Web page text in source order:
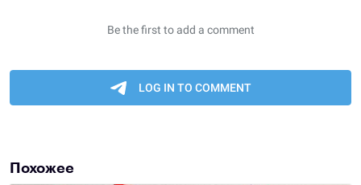
Похожее